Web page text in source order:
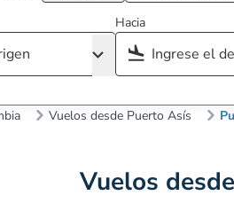
Hacia
Vuelos desde Puerto Asís
Vuelos